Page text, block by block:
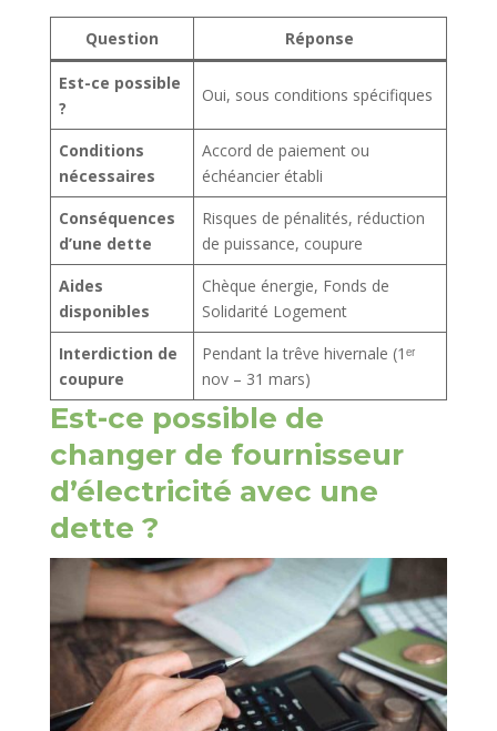
Question Réponse
Est-ce possible
?
Oui, sous conditions spécifiques
Conditions
nécessaires
Accord de paiement ou
échéancier établi
Conséquences
d’une dette
Risques de pénalités, réduction
de puissance, coupure
Aides
disponibles
Chèque énergie, Fonds de
Solidarité Logement
Interdiction de
coupure
Pendant la trêve hivernale (1ᵉʳ
nov – 31 mars)
Est-ce possible de
changer de fournisseur
d’électricité avec une
dette ?